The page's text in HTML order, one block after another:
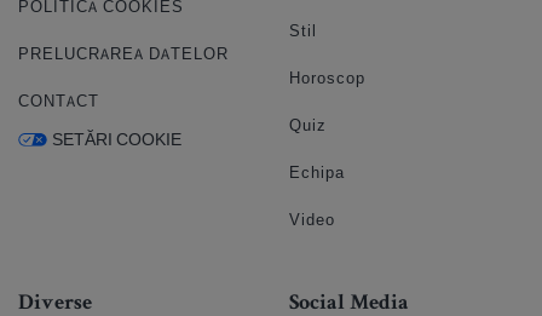
POLITICA COOKIES
PRELUCRAREA DATELOR
CONTACT
SETĂRI COOKIE
Stil
Horoscop
Quiz
Echipa
Video
Diverse Social Media